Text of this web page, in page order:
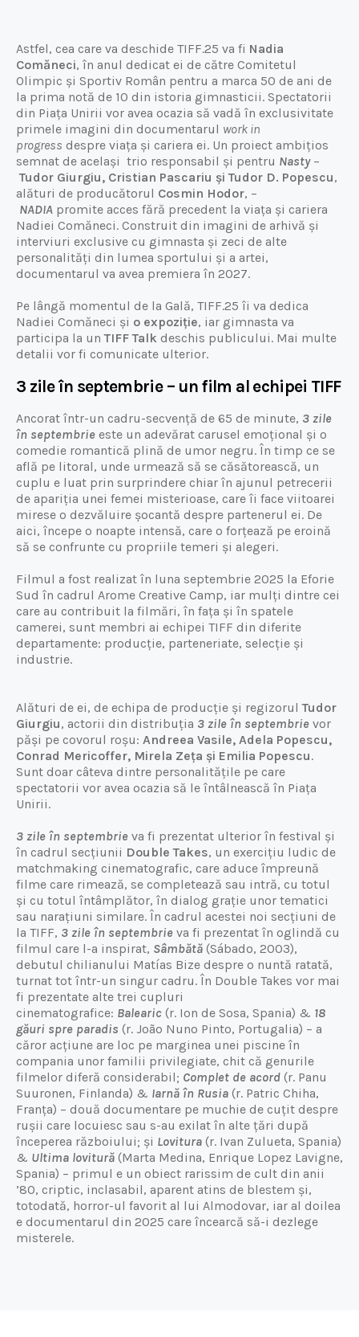
Astfel, cea care va deschide TIFF.25 va fi Nadia
Comăneci, în anul dedicat ei de către Comitetul
Olimpic și Sportiv Român pentru a marca 50 de ani de
la prima notă de 10 din istoria gimnasticii. Spectatorii
din Piața Unirii vor avea ocazia să vadă în exclusivitate
primele imagini din documentarul work in
progress despre viața și cariera ei. Un proiect ambițios
semnat de același trio responsabil și pentru Nasty–
Tudor Giurgiu, Cristian Pascariu și Tudor D. Popescu,
alături de producătorul Cosmin Hodor, –
NADIA promite acces fără precedent la viața și cariera
Nadiei Comăneci. Construit din imagini de arhivă și
interviuri exclusive cu gimnasta și zeci de alte
personalități din lumea sportului și a artei,
documentarul va avea premiera în 2027.
Pe lângă momentul de la Gală, TIFF.25 îi va dedica
Nadiei Comăneci și o expoziție, iar gimnasta va
participa la unTIFF Talk deschis publicului. Mai multe
detalii vor fi comunicate ulterior.
3 zile în septembrie – un film al echipei TIFF
Ancorat într-un cadru-secvență de 65 de minute, 3 zile
în septembrie este un adevărat carusel emoțional și o
comedie romantică plină de umor negru. În timp ce se
află pe litoral, unde urmează să se căsătorească, un
cuplu e luat prin surprindere chiar în ajunul petrecerii
de apariția unei femei misterioase, care îi face viitoarei
mirese o dezvăluire șocantă despre partenerul ei. De
aici, începe o noapte intensă, care o forțează pe eroină
să se confrunte cu propriile temeri și alegeri.
Filmul a fost realizat în luna septembrie 2025 la Eforie
Sud în cadrul Arome Creative Camp, iar mulți dintre cei
care au contribuit la filmări, în fața și în spatele
camerei, sunt membri ai echipei TIFF din diferite
departamente: producție, parteneriate, selecție și
industrie.
Alături de ei, de echipa de producție și regizorulTudor
Giurgiu, actorii din distribuția 3 zile în septembrie vor
păși pe covorul roșu: Andreea Vasile, Adela Popescu,
Conrad Mericoffer, Mirela Zeța și Emilia Popescu.
Sunt doar câteva dintre personalitățile pe care
spectatorii vor avea ocazia să le întâlnească în Piața
Unirii.
3 zile în septembrie va fi prezentat ulterior în festival și
în cadrul secțiunii Double Takes, un exercițiu ludic de
matchmaking cinematografic, care aduce împreună
filme care rimează, se completează sau intră, cu totul
și cu totul întâmplător, în dialog grație unor tematici
sau narațiuni similare. În cadrul acestei noi secțiuni de
la TIFF, 3 zile în septembrie va fi prezentat în oglindă cu
filmul care l-a inspirat, Sâmbătă (Sábado, 2003),
debutul chilianului Matías Bize despre o nuntă ratată,
turnat tot într-un singur cadru. În Double Takes vor mai
fi prezentate alte trei cupluri
cinematografice: Balearic (r. Ion de Sosa, Spania) & 18
găuri spre paradis (r. João Nuno Pinto, Portugalia) – a
căror acțiune are loc pe marginea unei piscine în
compania unor familii privilegiate, chit că genurile
filmelor diferă considerabil; Complet de acord (r. Panu
Suuronen, Finlanda) & Iarnă în Rusia (r. Patric Chiha,
Franța) – două documentare pe muchie de cuțit despre
rușii care locuiesc sau s-au exilat în alte țări după
începerea războiului; și Lovitura (r. Ivan Zulueta, Spania)
& Ultima lovitură (Marta Medina, Enrique Lopez Lavigne,
Spania) – primul e un obiect rarissim de cult din anii
’80, criptic, inclasabil, aparent atins de blestem și,
totodată, horror-ul favorit al lui Almodovar, iar al doilea
e documentarul din 2025 care încearcă să-i dezlege
misterele.